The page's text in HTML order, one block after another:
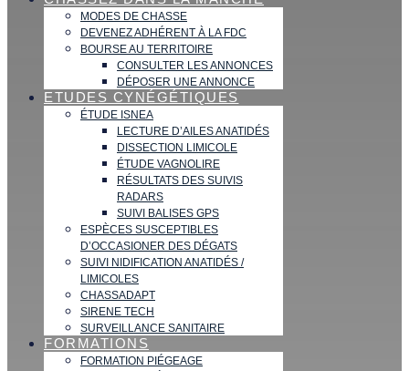
MODES DE CHASSE
DEVENEZ ADHÉRENT À LA FDC
BOURSE AU TERRITOIRE
CONSULTER LES ANNONCES
DÉPOSER UNE ANNONCE
ETUDES CYNÉGÉTIQUES
ÉTUDE ISNEA
LECTURE D’AILES ANATIDÉS
DISSECTION LIMICOLE
ÉTUDE VAGNOLIRE
RÉSULTATS DES SUIVIS
RADARS
SUIVI BALISES GPS
ESPÈCES SUSCEPTIBLES
D’OCCASIONER DES DÉGATS
SUIVI NIDIFICATION ANATIDÉS /
LIMICOLES
CHASSADAPT
SIRENE TECH
SURVEILLANCE SANITAIRE
FORMATIONS
FORMATION PIÉGEAGE